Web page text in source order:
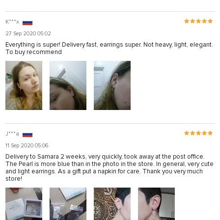
K***x
27 Sep 2020 05:02
Everything is super! Delivery fast, earrings super. Not heavy, light, elegant.
To buy recommend
J***a
11 Sep 2020 05:06
Delivery to Samara 2 weeks, very quickly, took away at the post office.
The Pearl is more blue than in the photo in the store. In general, very cute
and light earrings. As a gift put a napkin for care. Thank you very much
store!